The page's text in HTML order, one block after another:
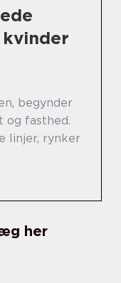
begynder
og fasthed.
linjer, rynker
her